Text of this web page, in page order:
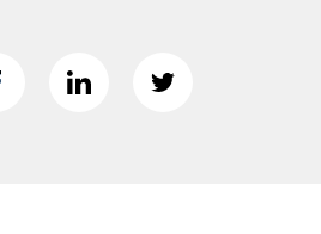
Gaudeamus